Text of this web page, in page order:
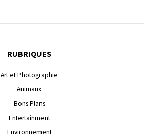
RUBRIQUES
Art et Photographie
Animaux
Bons Plans
Entertainment
Environnement